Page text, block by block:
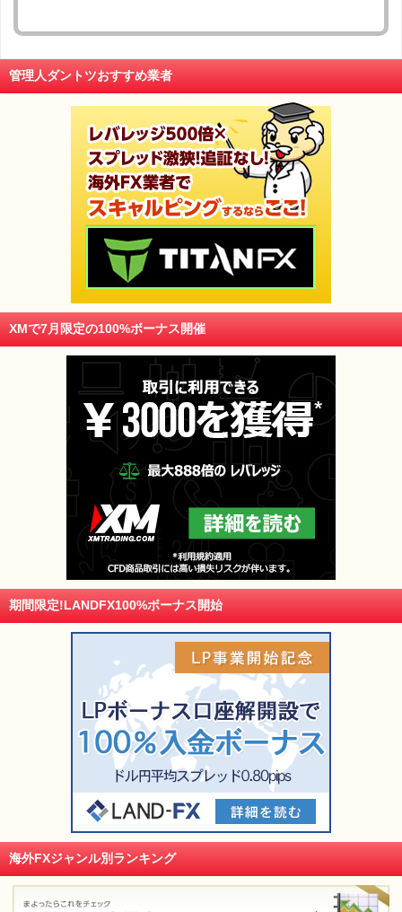
管理人ダントツおすすめ業者
XMで7月限定の100%ボーナス開催
期間限定!LANDFX100%ボーナス開始
海外FXジャンル別ランキング